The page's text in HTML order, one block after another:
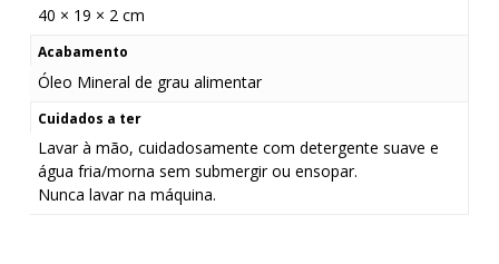
40 × 19 × 2 cm
Acabamento
Óleo Mineral de grau alimentar
Cuidados a ter
Lavar à mão, cuidadosamente com detergente suave e
água fria/morna sem submergir ou ensopar.
Nunca lavar na máquina.